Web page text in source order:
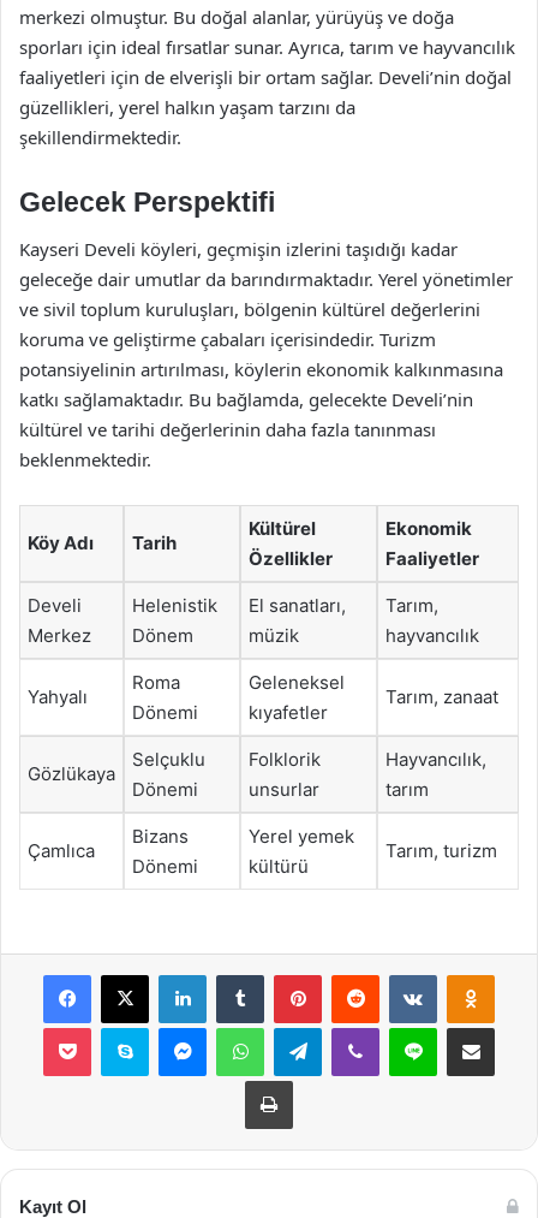
merkezi olmuştur. Bu doğal alanlar, yürüyüş ve doğa
sporları için ideal fırsatlar sunar. Ayrıca, tarım ve hayvancılık
faaliyetleri için de elverişli bir ortam sağlar. Develi’nin doğal
güzellikleri, yerel halkın yaşam tarzını da
şekillendirmektedir.
Gelecek Perspektifi
Kayseri Develi köyleri, geçmişin izlerini taşıdığı kadar
geleceğe dair umutlar da barındırmaktadır. Yerel yönetimler
ve sivil toplum kuruluşları, bölgenin kültürel değerlerini
koruma ve geliştirme çabaları içerisindedir. Turizm
potansiyelinin artırılması, köylerin ekonomik kalkınmasına
katkı sağlamaktadır. Bu bağlamda, gelecekte Develi’nin
kültürel ve tarihi değerlerinin daha fazla tanınması
beklenmektedir.
Köy Adı Tarih
Kültürel
Özellikler
Ekonomik
Faaliyetler
Develi
Merkez
Helenistik
Dönem
El sanatları,
müzik
Tarım,
hayvancılık
Yahyalı
Roma
Dönemi
Geleneksel
kıyafetler
Tarım, zanaat
Gözlükaya
Selçuklu
Dönemi
Folklorik
unsurlar
Hayvancılık,
tarım
Çamlıca
Bizans
Dönemi
Yerel yemek
kültürü
Tarım, turizm
Facebook
X LinkedInTumblr PinterestReddit VKontakte
Pocket Skype MessengerWhatsAppTelegramViber Line E-Posta ile
Yazdır
Kayıt Ol